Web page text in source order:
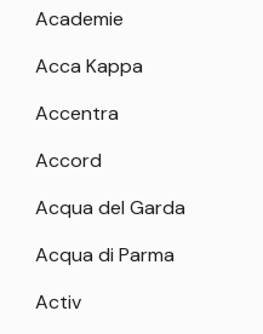
Academie
Acca Kappa
Accentra
Accord
Acqua del Garda
Acqua di Parma
Activ